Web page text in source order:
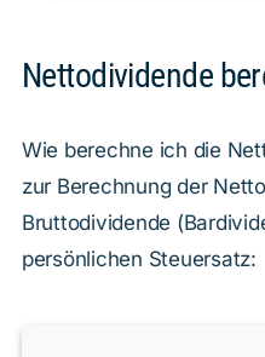
Nettodividende
Wie berechne ich die
zur Berechnung der
Bruttodividende
persönlichen Steuersatz: